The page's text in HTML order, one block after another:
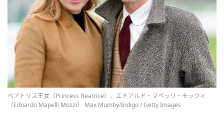
ベアトリス王女（Princess Beatrice）、エドアルド・マペッリ・モッツィ
（Edoardo Mapelli Mozzi） Max Mumby/Indigo / Getty Images